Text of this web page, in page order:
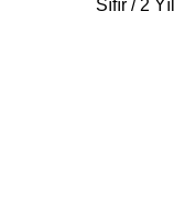
Sıfır / 2